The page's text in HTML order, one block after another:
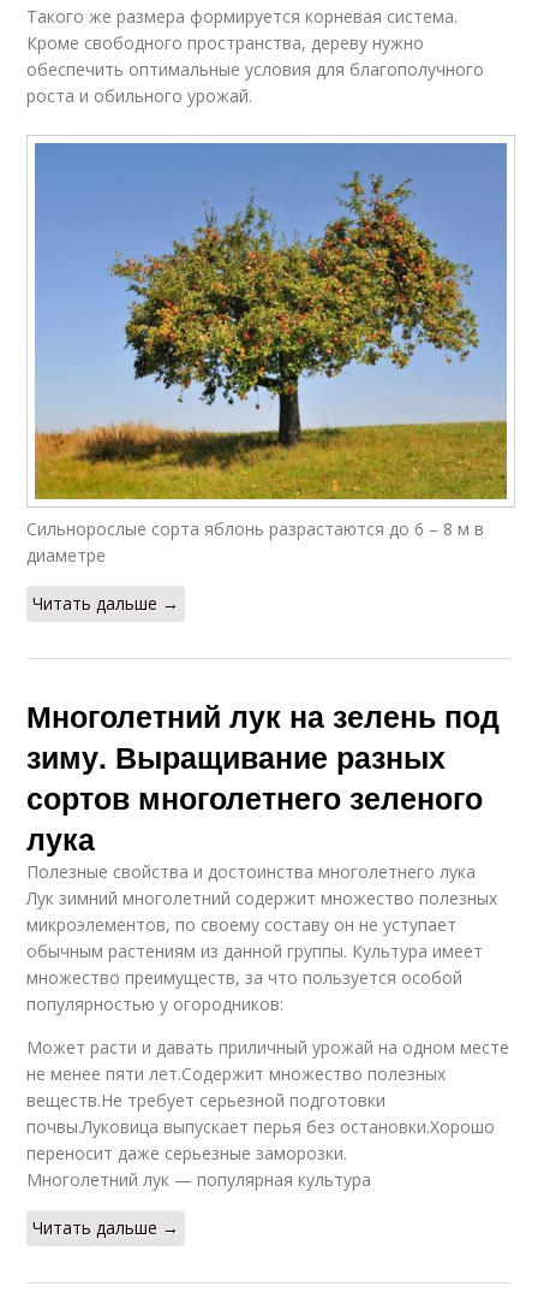
Такого же размера формируется корневая система.
Кроме свободного пространства, дереву нужно
обеспечить оптимальные условия для благополучного
роста и обильного урожай.
Сильнорослые сорта яблонь разрастаются до 6 – 8 м в
диаметре
Читать дальше →
Многолетний лук на зелень под
зиму. Выращивание разных
сортов многолетнего зеленого
лука
Полезные свойства и достоинства многолетнего лука
Лук зимний многолетний содержит множество полезных
микроэлементов, по своему составу он не уступает
обычным растениям из данной группы. Культура имеет
множество преимуществ, за что пользуется особой
популярностью у огородников:
Может расти и давать приличный урожай на одном месте
не менее пяти лет.Содержит множество полезных
веществ.Не требует серьезной подготовки
почвы.Луковица выпускает перья без остановки.Хорошо
переносит даже серьезные заморозки.
Многолетний лук — популярная культура
Читать дальше →